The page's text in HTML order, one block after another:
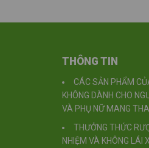
THÔNG TIN
CÁC SẢN PHẨM
KHÔNG DÀNH CHO
VÀ PHỤ NỮ MANG THAI.
THƯỞNG THỨC
NHIỆM VÀ KHÔNG LÁI